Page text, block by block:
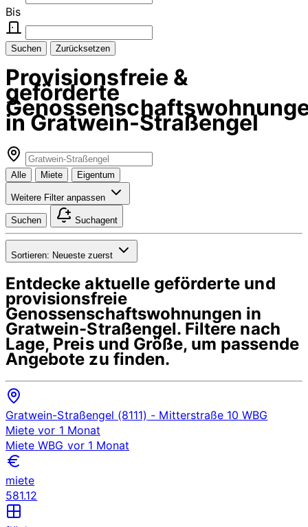
Bis
Suchen Zurücksetzen
Provisionsfreie &
geförderte
in Gratwein-Straßengel
Alle Miete Eigentum
Weitere Filter anpassen
Suchen Suchagent
Sortieren: Neueste zuerst
Entdecke aktuelle geförderte und
provisionsfreie
Genossenschaftswohnungen in
Gratwein-Straßengel. Filtere nach
Lage, Preis und Größe, um passende
Angebote zu finden.
Gratwein-Straßengel (8111) - Mitterstraße 10 WBG
Miete vor 1 Monat
Miete WBG vor 1 Monat
miete
581.12